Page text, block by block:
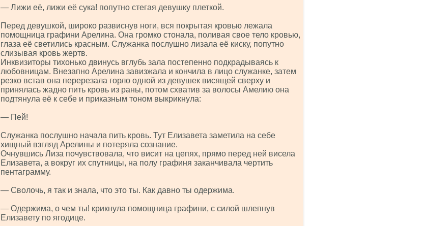
— Лижи её, лижи её сука! попутно стегая девушку плеткой.
Перед девушкой, широко развиснув ноги, вся покрытая кровью лежала
помощница графини Арелина. Она громко стонала, поливая свое тело кровью,
глаза её светились красным. Служанка послушно лизала её киску, попутно
слизывая кровь жертв.
Инквизиторы тихонько двинусь вглубь зала постепенно подкрадываясь к
любовницам. Внезапно Арелина завизжала и кончила в лицо служанке, затем
резко встав она перерезала горло одной из девушек висящей сверху и
принялась жадно пить кровь из раны, потом схватив за волосы Амелию она
подтянула её к себе и приказным тоном выкрикнула:
— Пей!
Служанка послушно начала пить кровь. Тут Елизавета заметила на себе
хищный взгляд Арелины и потеряла сознание.
Очнувшись Лиза почувствовала, что висит на цепях, прямо перед ней висела
Елизавета, а вокруг их спутницы, на полу графиня заканчивала чертить
пентаграмму.
— Сволочь, я так и знала, что это ты. Как давно ты одержима.
— Одержима, о чем ты! крикнула помощница графини, с силой шлепнув
Елизавету по ягодице.